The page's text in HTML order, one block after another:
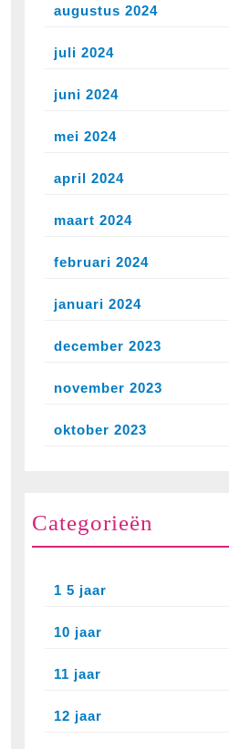
augustus 2024
juli 2024
juni 2024
mei 2024
april 2024
maart 2024
februari 2024
januari 2024
december 2023
november 2023
oktober 2023
Categorieën
1 5 jaar
10 jaar
11 jaar
12 jaar